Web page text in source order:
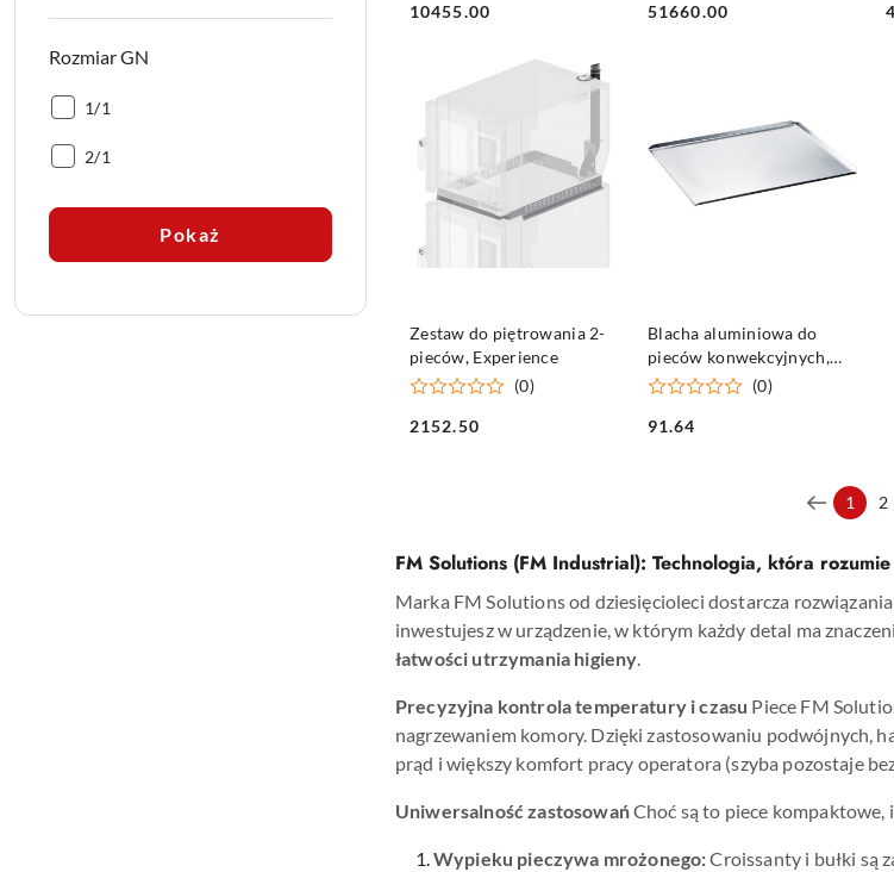
Rozmiar GN
Rozmiar
1/1
Rozmiar
2/1
Pokaż
Cena:
10455.00
Cena:
51660.00
Zestaw do piętrowania 2-
pieców, Experience
(0)
Cena:
2152.50
Blacha aluminiowa do
pieców konwekcyjnych,
430x340 mm (0)
Cena:
91.64
1 2
FM Solutions (FM Industrial): Technologia, która
Marka FM Solutions od dziesięcioleci dostarcza
inwestujesz w urządzenie, w którym każdy detal ma
łatwości utrzymania higieny
Precyzyjna kontrola temperatury i czasu Piece FM
nagrzewaniem komory. Dzięki zastosowaniu podwójnych,
prąd i większy komfort pracy operatora (szyba pozostaje
Uniwersalność zastosowańChoć są to piece kompaktowe,
Wypieku pieczywa mrożonego:Croissanty i bułki są